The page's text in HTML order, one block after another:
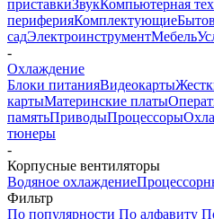
приставкиЗвукКомпьютерная
периферияКомплектующие
садЭлектроинструментМебель
-
Охлаждение
Блоки питанияВидеокарты
картыМатеринские платы
памятьПриводыПроцессоры
тюнеры
-
Корпусные вентиляторы
Водяное охлаждение
Фильтр
По популярности По алфавиту